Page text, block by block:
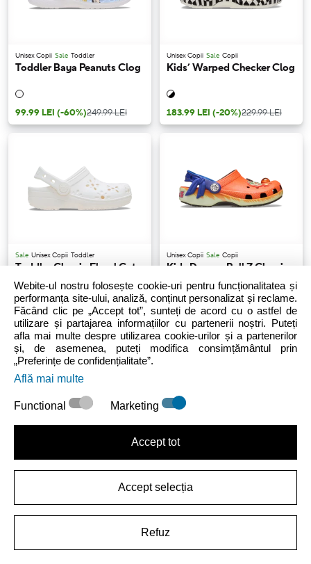
Unisex Copii Sale Toddler
Toddler Baya Peanuts Clog
99.99 LEI (-60%)249.99 LEI
Unisex Copii Sale Copii
Kids’ Warped Checker Clog
183.99 LEI (-20%)229.99 LEI
Sale Unisex Copii Toddler
Toddler Classic Floral Cut-
Out Clog
119.99 LEI(-40%)199.99 LEI
Unisex Copii Sale Copii
Kids Dragon Ball Z Classic
Clog
154.99 LEI(-48%) 299.99 LEI
Kids' Mickey & Friends
Toddlers' Mickey & Friends
Webite-ul nostru folosește cookie-uri pentru funcționalitatea și
performanța site-ului, analiză, conținut personalizat și reclame.
Făcând clic pe „Accept tot”, sunteți de acord cu o astfel de
utilizare și partajarea informațiilor cu partenerii noștri. Puteți
afla mai multe despre utilizarea cookie-urilor și a partenerilor
și, de asemenea, puteți modifica consimțământul prin
„Preferințe de confidențialitate”.
Află mai multe
Functional Marketing
Accept tot
Accept selecția
Refuz